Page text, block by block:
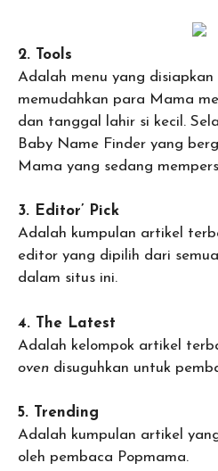
2. Tools
Adalah menu yang
memudahkan para Mama
dan tanggal lahir si kecil.
Baby Name Finder yang
Mama yang sedang
3. Editor’ Pick
Adalah kumpulan artikel
editor yang dipilih dari
dalam situs ini.
4. The Latest
Adalah kelompok artikel
oven disuguhkan untuk
5. Trending
Adalah kumpulan artikel
oleh pembaca Popmama.